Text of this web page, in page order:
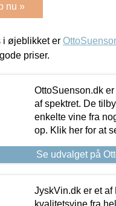
nu »
i øjeblikket er
priser.
OttoSuenson.dk
af spektret. De
enkelte vine fra
op. Klik her for at
Se udvalget på
JyskVin.dk er et af
kvalitetsvine fra